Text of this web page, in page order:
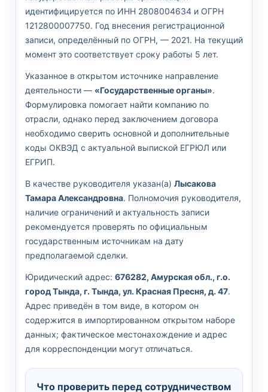
идентифицируется по ИНН 2808004634 и ОГРН
1212800007750. Год внесения регистрационной
записи, определённый по ОГРН, — 2021. На текущий
момент это соответствует сроку работы 5 лет.
Указанное в открытом источнике направление
деятельности — «Государственные органы».
Формулировка помогает найти компанию по
отрасли, однако перед заключением договора
необходимо сверить основной и дополнительные
коды ОКВЭД с актуальной выпиской ЕГРЮЛ или
ЕГРИП.
В качестве руководителя указан(а) Лысакова
Тамара Александровна. Полномочия руководителя,
наличие ограничений и актуальность записи
рекомендуется проверять по официальным
государственным источникам на дату
предполагаемой сделки.
Юридический адрес: 676282, Амурская обл., г.о.
город Тында, г. Тында, ул. Красная Пресня, д. 47.
Адрес приведён в том виде, в котором он
содержится в импортированном открытом наборе
данных; фактическое местонахождение и адрес
для корреспонденции могут отличаться.
Что проверить перед сотрудничеством